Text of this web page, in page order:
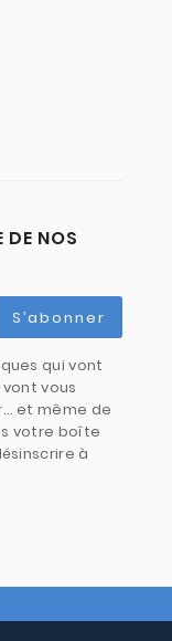
DE NOS
S’abonner
qui vont
vous
et même de
votre boîte
à